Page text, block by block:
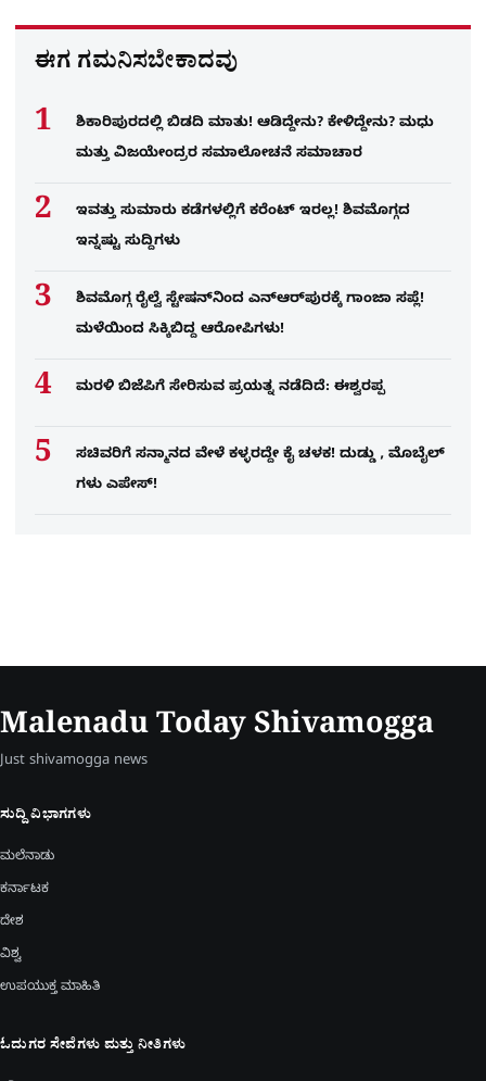
ಈಗ ಗಮನಿಸಬೇಕಾದವು
ಶಿಕಾರಿಪುರದಲ್ಲಿ ಬಿಡದಿ ಮಾತು! ಆಡಿದ್ದೇನು? ಕೇಳಿದ್ದೇನು? ಮಧು
ಮತ್ತು ವಿಜಯೇಂದ್ರರ ಸಮಾಲೋಚನೆ ಸಮಾಚಾರ
ಇವತ್ತು ಸುಮಾರು ಕಡೆಗಳಲ್ಲಿಗೆ ಕರೆಂಟ್ ಇರಲ್ಲ! ಶಿವಮೊಗ್ಗದ
ಇನ್ನಷ್ಟು ಸುದ್ದಿಗಳು
ಶಿವಮೊಗ್ಗ ರೈಲ್ವೆ ಸ್ಟೇಷನ್​​ನಿಂದ ಎನ್​ಆರ್​ಪುರಕ್ಕೆ ಗಾಂಜಾ ಸಪ್ಲೆ!
ಮಳೆಯಿಂದ ಸಿಕ್ಕಿಬಿದ್ದ ಆರೋಪಿಗಳು!
ಮರಳಿ ಬಿಜೆಪಿಗೆ ಸೇರಿಸುವ ಪ್ರಯತ್ನ ನಡೆದಿದೆ: ಈಶ್ವರಪ್ಪ
ಸಚಿವರಿಗೆ ಸನ್ಮಾನದ ವೇಳೆ ಕಳ್ಳರದ್ದೇ ಕೈ ಚಳಕ! ದುಡ್ಡು , ಮೊಬೈಲ್​
ಗಳು ಎಪೇಸ್!
Malenadu Today Shivamogga
Just shivamogga news
ಸುದ್ದಿ ವಿಭಾಗಗಳು
ಮಲೆನಾಡು
ಕರ್ನಾಟಕ
ದೇಶ
ವಿಶ್ವ
ಉಪಯುಕ್ತ ಮಾಹಿತಿ
ಓದುಗರ ಸೇವೆಗಳು ಮತ್ತು ನೀತಿಗಳು